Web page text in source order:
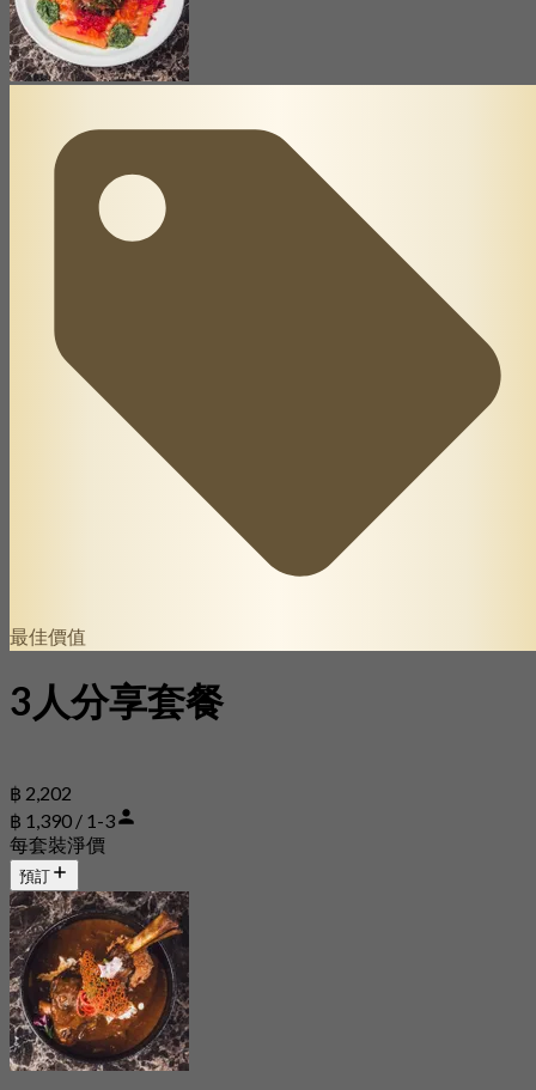
最佳價值
3人分享套餐
฿ 2,202
฿ 1,390 / 1-3
每套裝淨價
預訂